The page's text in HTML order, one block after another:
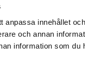
anpassa innehållet
och annan
information som